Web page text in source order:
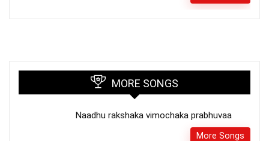
MORE SONGS
Naadhu rakshaka vimochaka prabhuvaa
More Songs